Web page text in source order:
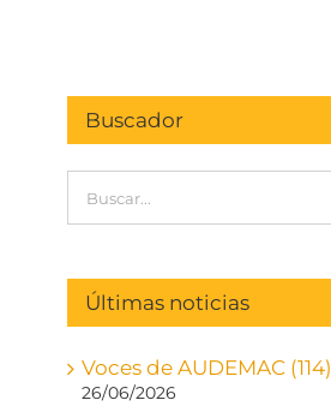
Buscador
Últimas noticias
Voces de AUDEMAC (114)
26/06/2026